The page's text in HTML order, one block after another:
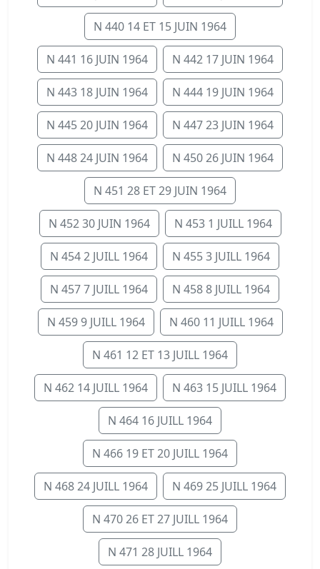
N 440 14 ET 15 JUIN 1964
N 441 16 JUIN 1964 N 442 17 JUIN 1964
N 443 18 JUIN 1964 N 444 19 JUIN 1964
N 445 20 JUIN 1964 N 447 23 JUIN 1964
N 448 24 JUIN 1964 N 450 26 JUIN 1964
N 451 28 ET 29 JUIN 1964
N 452 30 JUIN 1964 N 453 1 JUILL 1964
N 454 2 JUILL 1964 N 455 3 JUILL 1964
N 457 7 JUILL 1964 N 458 8 JUILL 1964
N 459 9 JUILL 1964 N 460 11 JUILL 1964
N 461 12 ET 13 JUILL 1964
N 462 14 JUILL 1964 N 463 15 JUILL 1964
N 464 16 JUILL 1964
N 466 19 ET 20 JUILL 1964
N 468 24 JUILL 1964 N 469 25 JUILL 1964
N 470 26 ET 27 JUILL 1964
N 471 28 JUILL 1964